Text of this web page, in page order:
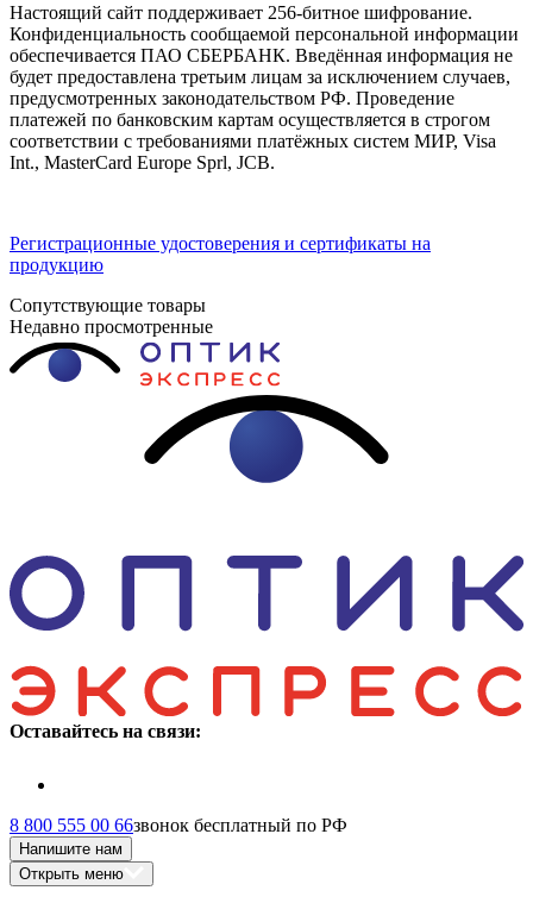
Настоящий сайт поддерживает 256-битное шифрование.
Конфиденциальность сообщаемой персональной информации
обеспечивается ПАО СБЕРБАНК. Введённая информация не
будет предоставлена третьим лицам за исключением случаев,
предусмотренных законодательством РФ. Проведение
платежей по банковским картам осуществляется в строгом
соответствии с требованиями платёжных систем МИР, Visa
Int., MasterCard Europe Sprl, JCB.
Регистрационные удостоверения и сертификаты на
продукцию
Сопутствующие товары
Недавно просмотренные
Оставайтесь на связи:
8 800 555 00 66звонок бесплатный по РФ
Напишите нам
Открыть меню